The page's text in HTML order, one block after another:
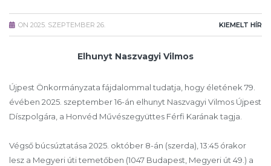
ON 2025. SZEPTEMBER 26. KIEMELT HÍR
Elhunyt Naszvagyi Vilmos
Újpest Önkormányzata fájdalommal tudatja, hogy életének 79.
évében 2025. szeptember 16-án elhunyt Naszvagyi Vilmos Újpest
Díszpolgára, a Honvéd Művészegyüttes Férfi Karának tagja.
Végső búcsúztatása 2025. október 8-án (szerda), 13:45 órakor
lesz a Megyeri úti temetőben (1047 Budapest, Megyeri út 49.) a